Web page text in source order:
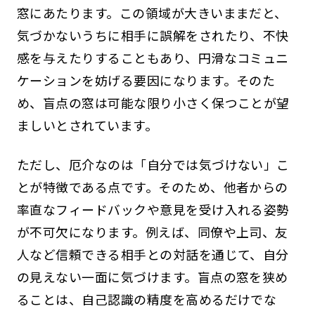
窓にあたります。この領域が大きいままだと、
気づかないうちに相手に誤解をされたり、不快
感を与えたりすることもあり、円滑なコミュニ
ケーションを妨げる要因になります。そのた
め、盲点の窓は可能な限り小さく保つことが望
ましいとされています。
ただし、厄介なのは「自分では気づけない」こ
とが特徴である点です。そのため、他者からの
率直なフィードバックや意見を受け入れる姿勢
が不可欠になります。例えば、同僚や上司、友
人など信頼できる相手との対話を通じて、自分
の見えない一面に気づけます。盲点の窓を狭め
ることは、自己認識の精度を高めるだけでな